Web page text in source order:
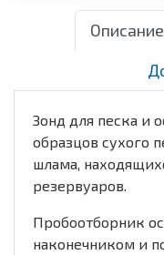
Описание
Зонд для песка и
образцов сухого
шлама,
резервуаров.
Пробоотборник
наконечником и